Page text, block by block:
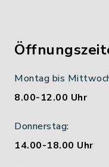
Montag bis
8.00-12.00 Uhr
Donnerstag:
14.00-18.00 Uhr